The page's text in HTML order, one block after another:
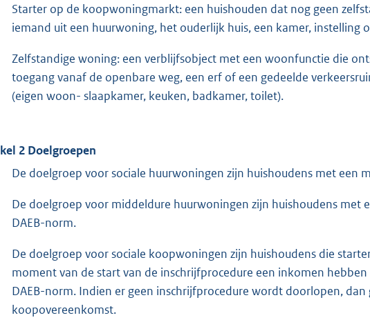
Starter op de koopwoningmarkt: een huishouden dat nog geen
iemand uit een huurwoning, het ouderlijk huis, een kamer, instelling
Zelfstandige woning: een verblijfsobject met een woonfunctie die
toegang vanaf de openbare weg, een erf of een gedeelde
(eigen woon- slaapkamer, keuken, badkamer, toilet).
2 Doelgroepen
De doelgroep voor sociale huurwoningen zijn huishoudens met een
De doelgroep voor middeldure huurwoningen zijn huishoudens met
DAEB-norm.
De doelgroep voor sociale koopwoningen zijn huishoudens die
moment van de start van de inschrijfprocedure een inkomen
DAEB-norm. Indien er geen inschrijfprocedure wordt doorlopen,
koopovereenkomst.